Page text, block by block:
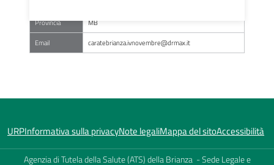
Provincia
MB
Email
caratebrianza.ivnovembre@drmax.it
URPInformativa sulla privacyNote legaliMappa del sitoAccessibilità
Agenzia di Tutela della Salute (ATS) della Brianza - Sede Legale e